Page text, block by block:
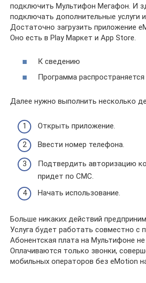
подключить Мультифон Мегафон. И
подключать дополнительные услуги
Достаточно загрузить приложение
Оно есть в Play Маркет и App Store.
К сведению
Программа
Далее нужно выполнить несколько
Открыть приложение.
Ввести номер телефона.
Подтвердить авторизацию
придет по СМС.
Начать использование.
Больше никаких действий
Услуга будет работать совместно с
Абонентская плата на Мультифоне
Оплачиваются только звонки,
мобильных операторов без eMotion